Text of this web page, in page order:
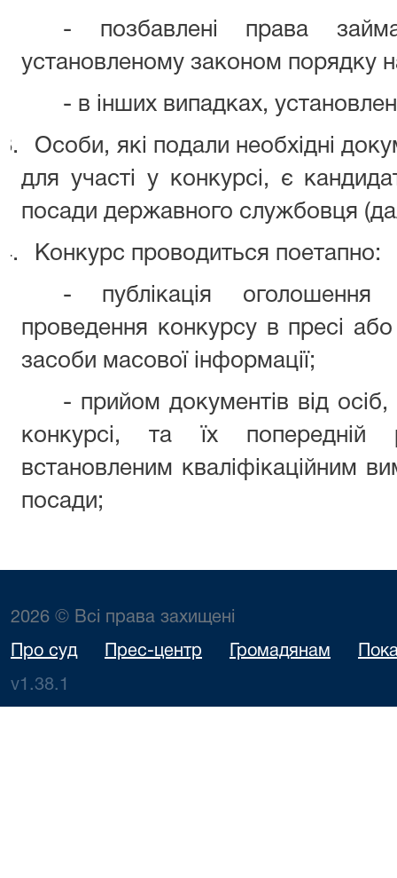
- позбавлені права
установленому законом порядку
- в інших випадках,
3.
Особи, які подали необхідні
для участі у конкурсі, є
посади державного службовця
4.
Конкурс проводиться поетапно:
- публікація
проведення конкурсу в пресі
засоби масової інформації;
- прийом документів від
конкурсі, та їх попередній
встановленим кваліфікаційним
посади;
2026 © Всі права захищені
Про суд Прес-центр Громадянам
v1.38.1